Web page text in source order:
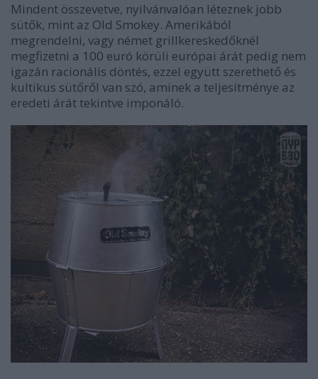
Mindent összevetve, nyilvánvalóan léteznek jobb
sütők, mint az Old Smokey. Amerikából
megrendelni, vagy német grillkereskedőknél
megfizetni a 100 euró körüli európai árát pedig nem
igazán racionális döntés, ezzel együtt szerethető és
kultikus sütőről van szó, aminek a teljesítménye az
eredeti árát tekintve imponáló.